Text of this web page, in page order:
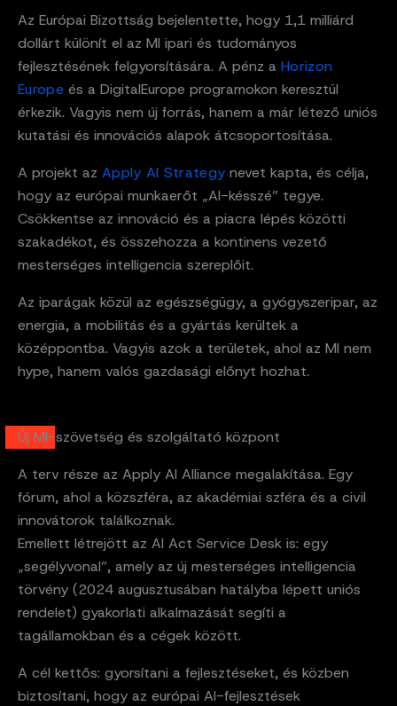
Az Európai Bizottság bejelentette, hogy 1,1 milliárd
dollárt különít el az MI ipari és tudományos
fejlesztésének felgyorsítására. A pénz a Horizon
Europeés a DigitalEurope programokon keresztül
érkezik. Vagyis nem új forrás, hanem a már létező uniós
kutatási és innovációs alapok átcsoportosítása.
A projekt az Apply AI Strategy nevet kapta, és célja,
hogy az európai munkaerőt „AI-késszé” tegye.
Csökkentse az innováció és a piacra lépés közötti
szakadékot, és összehozza a kontinens vezető
mesterséges intelligencia szereplőit.
Az iparágak közül az egészségügy, a gyógyszeripar, az
energia, a mobilitás és a gyártás kerültek a
középpontba. Vagyis azok a területek, ahol az MI nem
hype, hanem valós gazdasági előnyt hozhat.
Új MI-szövetség és szolgáltató központ
A terv része az Apply AI Alliance megalakítása. Egy
fórum, ahol a közszféra, az akadémiai szféra és a civil
innovátorok találkoznak.
Emellett létrejött az AI Act Service Desk is: egy
„segélyvonal”, amely az új mesterséges intelligencia
törvény (2024 augusztusában hatályba lépett uniós
rendelet) gyakorlati alkalmazását segíti a
tagállamokban és a cégek között.
A cél kettős: gyorsítani a fejlesztéseket, és közben
biztosítani, hogy az európai AI-fejlesztések